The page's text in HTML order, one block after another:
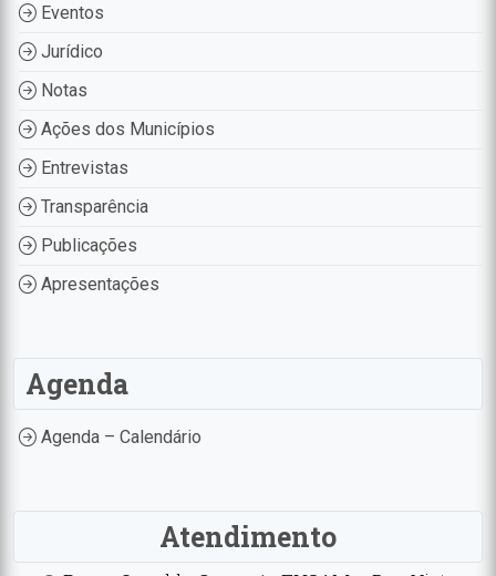
Eventos
Jurídico
Notas
Ações dos Municípios
Entrevistas
Transparência
Publicações
Apresentações
Agenda
Agenda – Calendário
Atendimento